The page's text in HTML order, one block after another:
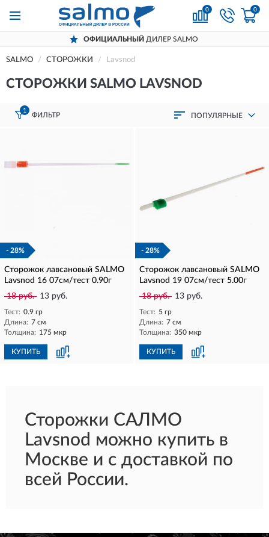
0 0
ОФИЦИАЛЬНЫЙ ДИЛЕР SALMO
SALMO СТОРОЖКИ Lavsnod
СТОРОЖКИ SALMO LAVSNOD
1
ФИЛЬТР ПОПУЛЯРНЫЕ
- 28%
Сторожок лавсановый SALMO
Lavsnod 16 07см/тест 0.90г
18 руб. 13 руб.
Тест: 0.9 гр
Длина: 7 см
Толщина: 175 мкр
КУПИТЬ
- 28%
Сторожок лавсановый SALMO
Lavsnod 19 07см/тест 5.00г
18 руб. 13 руб.
Тест: 5 гр
Длина: 7 см
Толщина: 350 мкр
КУПИТЬ
Сторожки САЛМО
Lavsnod можно купить в
Москве и с доставкой по
всей России.